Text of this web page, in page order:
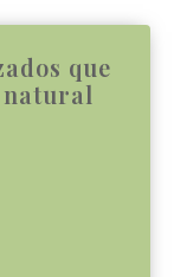
que
natural